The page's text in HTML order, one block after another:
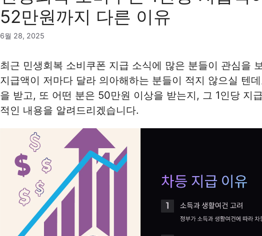
52만원까지 다른 이유
6월 28, 2025
최근 민생회복 소비쿠폰 지급 소식에 많은 분들이 관심을
지급액이 저마다 달라 의아해하는 분들이 적지 않으실 텐
을 받고, 또 어떤 분은 50만원 이상을 받는지, 그 1인당 지
적인 내용을 알려드리겠습니다.